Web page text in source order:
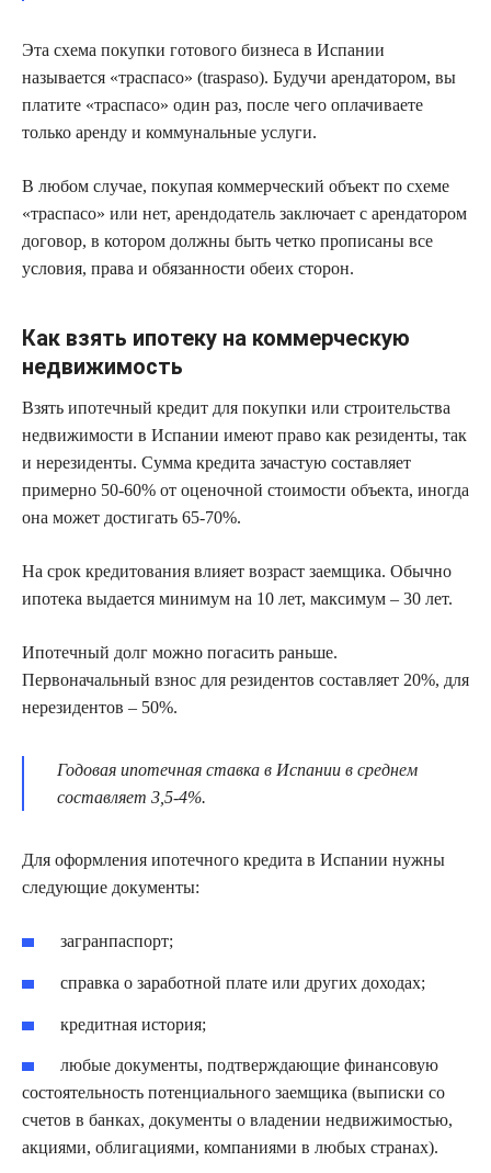
Эта схема покупки готового бизнеса в Испании
называется «траспасо» (traspaso). Будучи арендатором, вы
платите «траспасо» один раз, после чего оплачиваете
только аренду и коммунальные услуги.
В любом случае, покупая коммерческий объект по схеме
«траспасо» или нет, арендодатель заключает с арендатором
договор, в котором должны быть четко прописаны все
условия, права и обязанности обеих сторон.
Как взять ипотеку на коммерческую
недвижимость
Взять ипотечный кредит для покупки или строительства
недвижимости в Испании имеют право как резиденты, так
и нерезиденты. Сумма кредита зачастую составляет
примерно 50-60% от оценочной стоимости объекта, иногда
она может достигать 65-70%.
На срок кредитования влияет возраст заемщика. Обычно
ипотека выдается минимум на 10 лет, максимум – 30 лет.
Ипотечный долг можно погасить раньше.
Первоначальный взнос для резидентов составляет 20%, для
нерезидентов – 50%.
Годовая ипотечная ставка в Испании в среднем
составляет 3,5-4%.
Для оформления ипотечного кредита в Испании нужны
следующие документы:
загранпаспорт;
справка о заработной плате или других доходах;
кредитная история;
любые документы, подтверждающие финансовую
состоятельность потенциального заемщика (выписки со
счетов в банках, документы о владении недвижимостью,
акциями, облигациями, компаниями в любых странах).